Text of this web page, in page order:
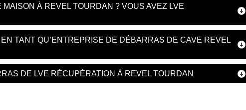
À REVEL TOURDAN ? VOUS AVEZ LVE
TANT QU’ENTREPRISE DE DÉBARRAS DE CAVE REVEL
DE LVE RÉCUPÉRATION À REVEL TOURDAN